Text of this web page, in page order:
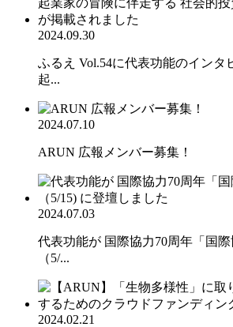
2024.09.30
ふるえ Vol.54に代表功能のインタ
起...
2024.07.10
ARUN 広報メンバー募集！
2024.07.03
代表功能が 国際協力70周年「国際
（5/...
2024.02.21